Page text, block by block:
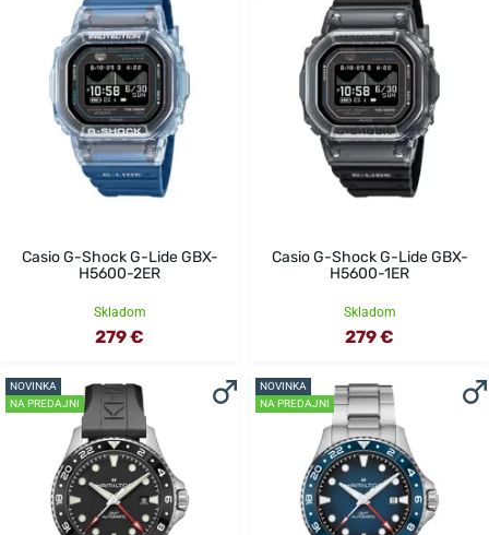
Casio G-Shock G-Lide GBX-
H5600-2ER
Skladom
279 €
Casio G-Shock G-Lide GBX-
H5600-1ER
Skladom
279 €
NOVINKA
NA PREDAJNI
NOVINKA
NA PREDAJNI